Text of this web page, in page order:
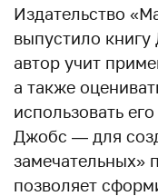
Издательство
выпустило
автор учит
а также
использовать
Джобс — для
замечательных»
позволяет